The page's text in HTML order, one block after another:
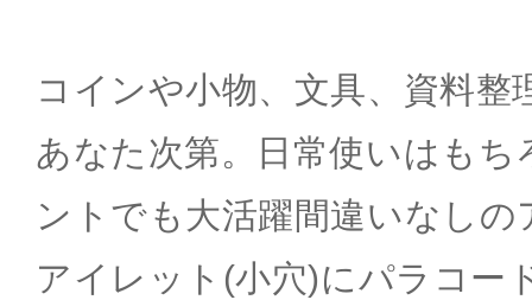
コインや小物、文具、資料整
あなた次第。日常使いはもち
ントでも大活躍間違いなし
アイレット(小穴)にパラコー